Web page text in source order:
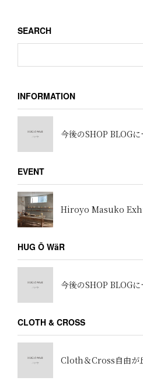
ン
SEARCH
INFORMATION
今後のSHOP BLOGに
EVENT
Hiroyo Masuko
HUG Ō WäR
今後のSHOP BLOGに
CLOTH & CROSS
Cloth＆Cross自由が